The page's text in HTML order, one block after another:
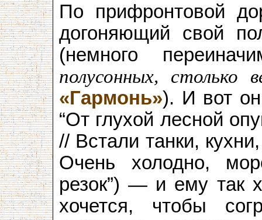
По прифронтовой
догоняющий свой
(немного
полусонных, столько
«Гармонь»). И вот
“От глухой лесной
// Встали танки,
Очень холодно,
резок”) — и ему так
хочется, чтобы